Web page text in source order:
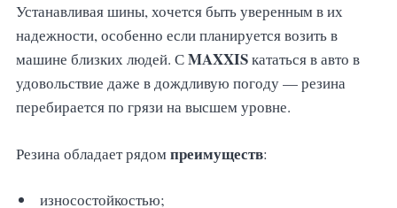
Устанавливая шины, хочется быть уверенным в их
надежности, особенно если планируется возить в
машине близких людей. СMAXXISкататься в авто в
удовольствие даже в дождливую погоду — резина
перебирается по грязи на высшем уровне.
Резина обладает рядомпреимуществ:
износостойкостью;